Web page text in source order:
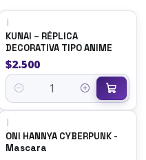
|
KUNAI – RÉPLICA
DECORATIVA TIPO ANIME
$2.500
Cantidad
|
ONI HANNYA CYBERPUNK -
Mascara